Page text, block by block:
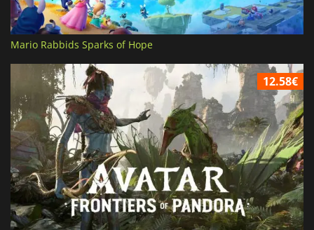
Mario Rabbids Sparks of Hope
12.58€